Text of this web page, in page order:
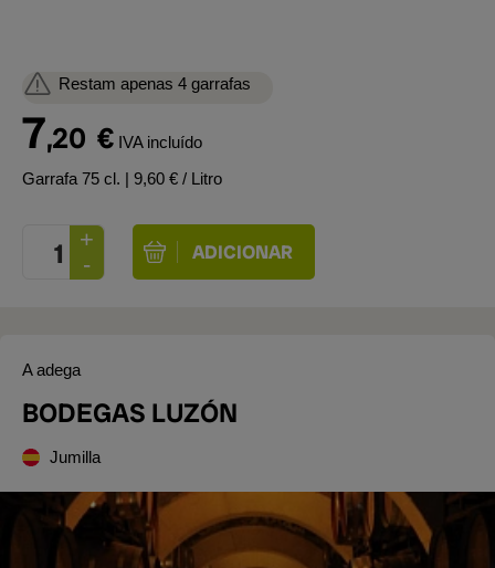
Restam apenas 4 garrafas
7,20 € IVA incluído
Garrafa 75 cl. | 9,60 € / Litro
A adega
BODEGAS LUZÓN
Jumilla